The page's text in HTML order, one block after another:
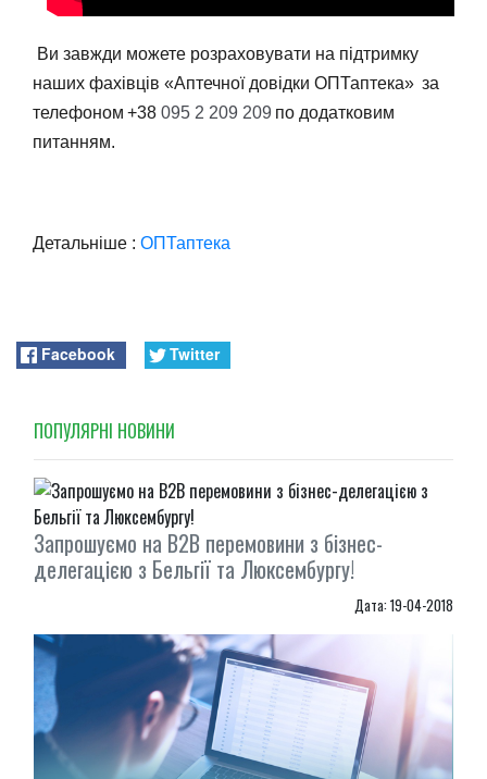
Ви завжди можете розраховувати на підтримку
наших фахівців «Аптечної довідки ОПТаптека» за
телефоном +38 095 2 209 209 по додатковим
питанням.
Детальніше : ОПТаптека
Facebook Twitter
ПОПУЛЯРНI НОВИНИ
Запрошуємо на В2В перемовини з бізнес-
делегацією з Бельгії та Люксембургу!
Дата: 19-04-2018